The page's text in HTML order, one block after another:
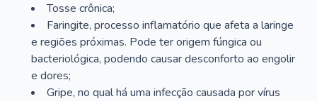
Tosse crônica;
Faringite, processo inflamatório que afeta a laringe
e regiões próximas. Pode ter origem fúngica ou
bacteriológica, podendo causar desconforto ao engolir
e dores;
Gripe, no qual há uma infecção causada por vírus